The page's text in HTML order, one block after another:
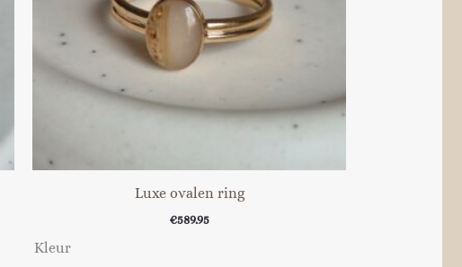
Luxe ovalen ring
€589.95
Kleur